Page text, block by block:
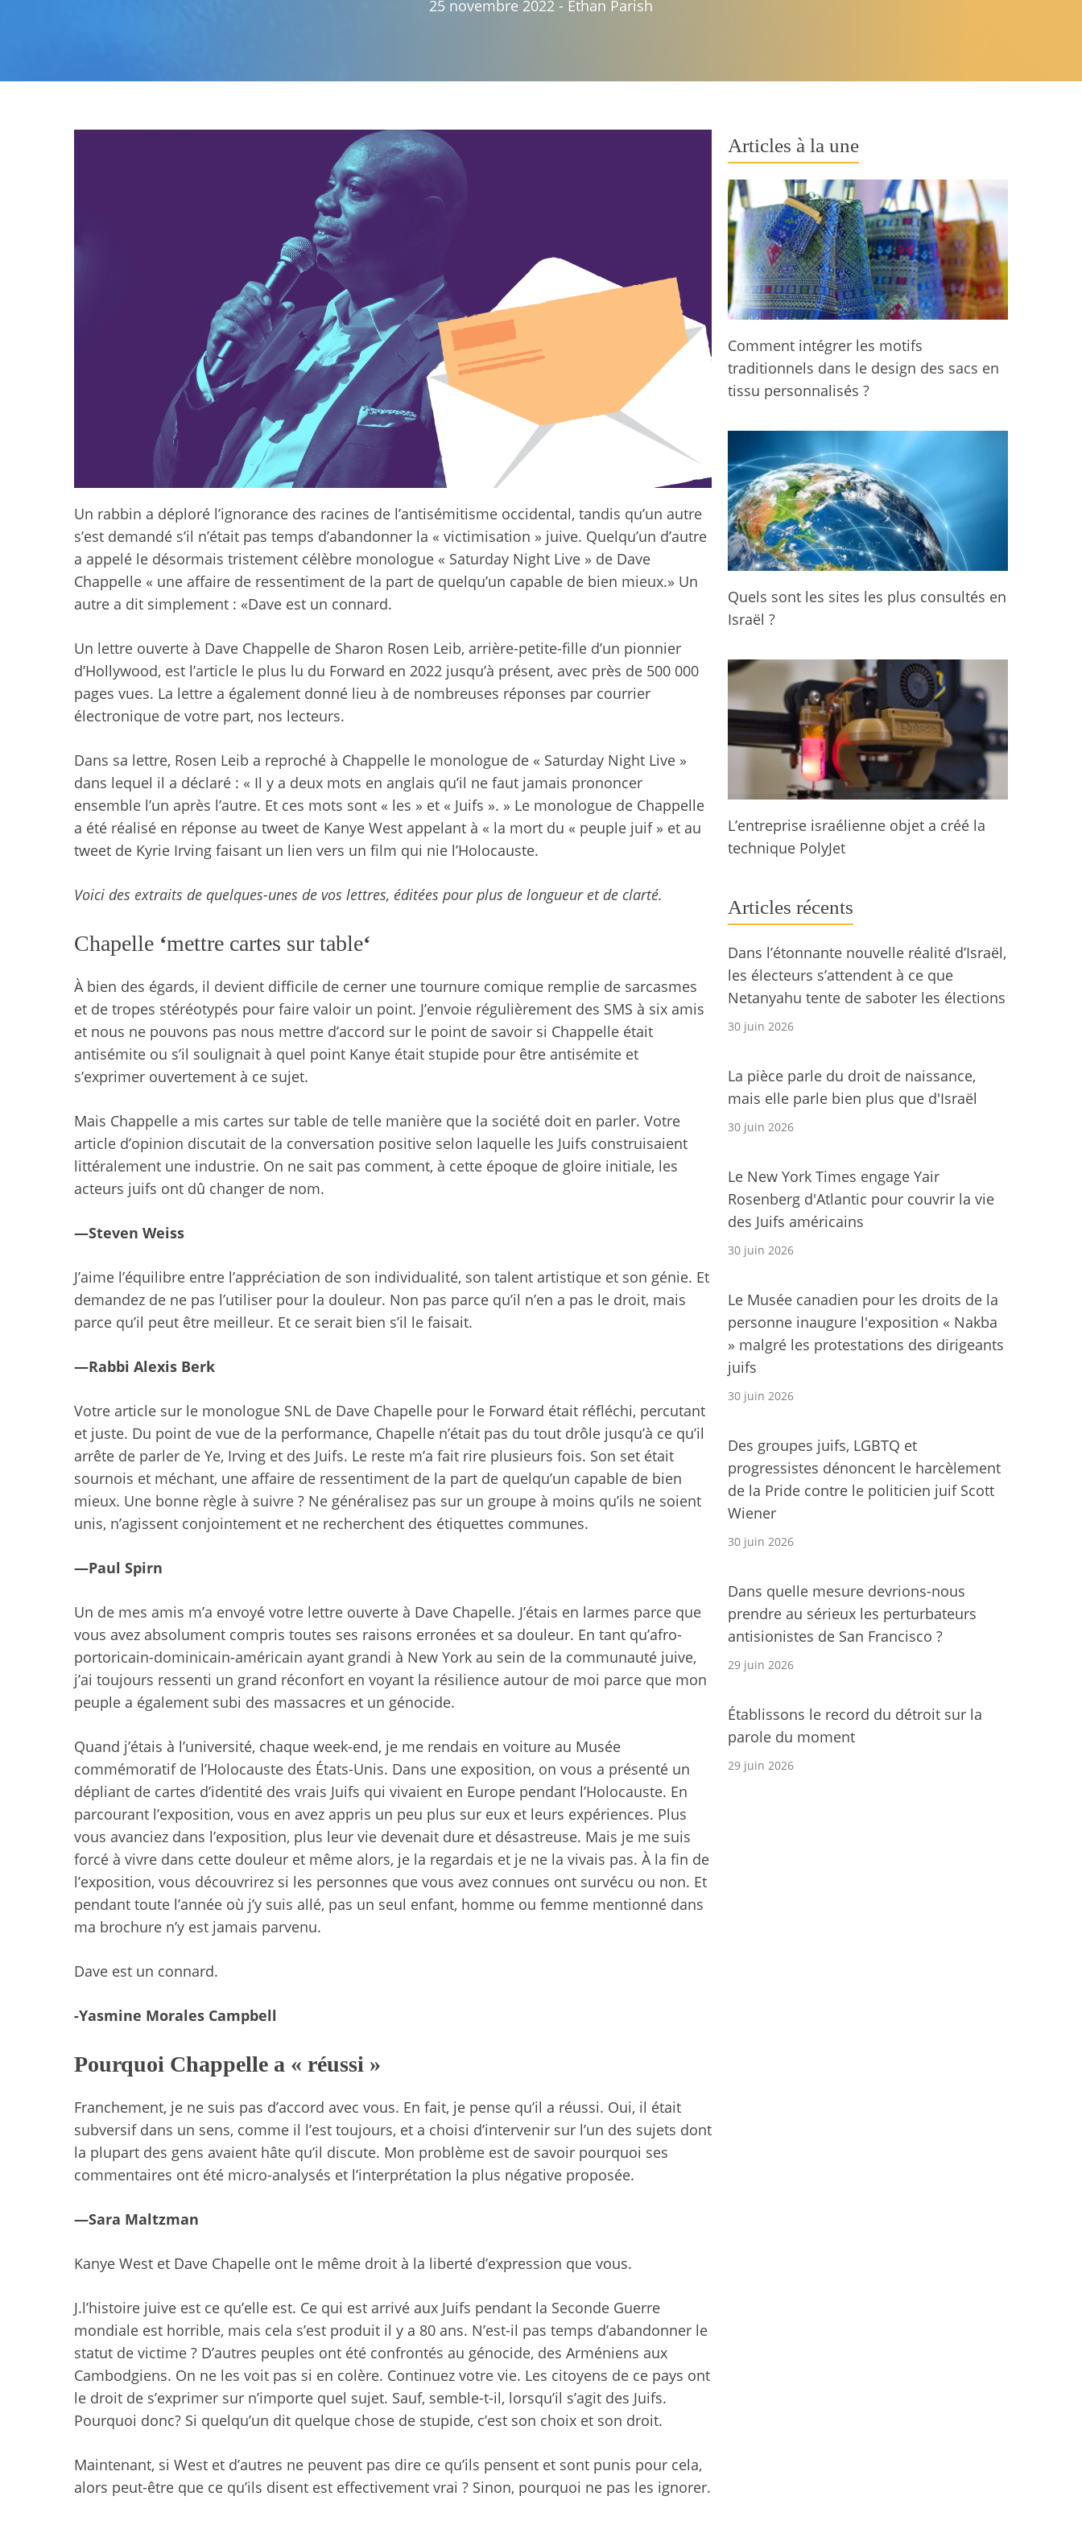
25 novembre 2022 - Ethan Parish
Un rabbin a déploré l’ignorance des racines de l’antisémitisme occidental, tandis qu’un autre
s’est demandé s’il n’était pas temps d’abandonner la « victimisation » juive. Quelqu’un d’autre
a appelé le désormais tristement célèbre monologue « Saturday Night Live » de Dave
Chappelle « une affaire de ressentiment de la part de quelqu’un capable de bien mieux.» Un
autre a dit simplement : «Dave est un connard.
Un lettre ouverte à Dave Chappelle de Sharon Rosen Leib, arrière-petite-fille d’un pionnier
d’Hollywood, est l’article le plus lu du Forward en 2022 jusqu’à présent, avec près de 500 000
pages vues. La lettre a également donné lieu à de nombreuses réponses par courrier
électronique de votre part, nos lecteurs.
Dans sa lettre, Rosen Leib a reproché à Chappelle le monologue de « Saturday Night Live »
dans lequel il a déclaré : « Il y a deux mots en anglais qu’il ne faut jamais prononcer
ensemble l’un après l’autre. Et ces mots sont « les » et « Juifs ». » Le monologue de Chappelle
a été réalisé en réponse au tweet de Kanye West appelant à « la mort du « peuple juif » et au
tweet de Kyrie Irving faisant un lien vers un film qui nie l’Holocauste.
Voici des extraits de quelques-unes de vos lettres, éditées pour plus de longueur et de clarté.
Chapelle ‘mettre cartes sur table‘
À bien des égards, il devient difficile de cerner une tournure comique remplie de sarcasmes
et de tropes stéréotypés pour faire valoir un point. J’envoie régulièrement des SMS à six amis
et nous ne pouvons pas nous mettre d’accord sur le point de savoir si Chappelle était
antisémite ou s’il soulignait à quel point Kanye était stupide pour être antisémite et
s’exprimer ouvertement à ce sujet.
Mais Chappelle a mis cartes sur table de telle manière que la société doit en parler. Votre
article d’opinion discutait de la conversation positive selon laquelle les Juifs construisaient
littéralement une industrie. On ne sait pas comment, à cette époque de gloire initiale, les
acteurs juifs ont dû changer de nom.
—Steven Weiss
J’aime l’équilibre entre l’appréciation de son individualité, son talent artistique et son génie. Et
demandez de ne pas l’utiliser pour la douleur. Non pas parce qu’il n’en a pas le droit, mais
parce qu’il peut être meilleur. Et ce serait bien s’il le faisait.
—Rabbi Alexis Berk
Votre article sur le monologue SNL de Dave Chapelle pour le Forward était réfléchi, percutant
et juste. Du point de vue de la performance, Chapelle n’était pas du tout drôle jusqu’à ce qu’il
arrête de parler de Ye, Irving et des Juifs. Le reste m’a fait rire plusieurs fois. Son set était
sournois et méchant, une affaire de ressentiment de la part de quelqu’un capable de bien
mieux. Une bonne règle à suivre ? Ne généralisez pas sur un groupe à moins qu’ils ne soient
unis, n’agissent conjointement et ne recherchent des étiquettes communes.
—Paul Spirn
Un de mes amis m’a envoyé votre lettre ouverte à Dave Chapelle. J’étais en larmes parce que
vous avez absolument compris toutes ses raisons erronées et sa douleur. En tant qu’afro-
portoricain-dominicain-américain ayant grandi à New York au sein de la communauté juive,
j’ai toujours ressenti un grand réconfort en voyant la résilience autour de moi parce que mon
peuple a également subi des massacres et un génocide.
Quand j’étais à l’université, chaque week-end, je me rendais en voiture au Musée
commémoratif de l’Holocauste des États-Unis. Dans une exposition, on vous a présenté un
dépliant de cartes d’identité des vrais Juifs qui vivaient en Europe pendant l’Holocauste. En
parcourant l’exposition, vous en avez appris un peu plus sur eux et leurs expériences. Plus
vous avanciez dans l’exposition, plus leur vie devenait dure et désastreuse. Mais je me suis
forcé à vivre dans cette douleur et même alors, je la regardais et je ne la vivais pas. À la fin de
l’exposition, vous découvrirez si les personnes que vous avez connues ont survécu ou non. Et
pendant toute l’année où j’y suis allé, pas un seul enfant, homme ou femme mentionné dans
ma brochure n’y est jamais parvenu.
Dave est un connard.
-Yasmine Morales Campbell
Pourquoi Chappelle a « réussi »
Franchement, je ne suis pas d’accord avec vous. En fait, je pense qu’il a réussi. Oui, il était
subversif dans un sens, comme il l’est toujours, et a choisi d’intervenir sur l’un des sujets dont
la plupart des gens avaient hâte qu’il discute. Mon problème est de savoir pourquoi ses
commentaires ont été micro-analysés et l’interprétation la plus négative proposée.
—Sara Maltzman
Kanye West et Dave Chapelle ont le même droit à la liberté d’expression que vous.
J.l’histoire juive est ce qu’elle est. Ce qui est arrivé aux Juifs pendant la Seconde Guerre
mondiale est horrible, mais cela s’est produit il y a 80 ans. N’est-il pas temps d’abandonner le
statut de victime ? D’autres peuples ont été confrontés au génocide, des Arméniens aux
Cambodgiens. On ne les voit pas si en colère. Continuez votre vie. Les citoyens de ce pays ont
le droit de s’exprimer sur n’importe quel sujet. Sauf, semble-t-il, lorsqu’il s’agit des Juifs.
Pourquoi donc? Si quelqu’un dit quelque chose de stupide, c’est son choix et son droit.
Maintenant, si West et d’autres ne peuvent pas dire ce qu’ils pensent et sont punis pour cela,
alors peut-être que ce qu’ils disent est effectivement vrai ? Sinon, pourquoi ne pas les ignorer.
Articles à la une
Comment intégrer les motifs
traditionnels dans le design des sacs en
tissu personnalisés ?
Quels sont les sites les plus consultés en
Israël ?
L’entreprise israélienne objet a créé la
technique PolyJet
Articles récents
Dans l’étonnante nouvelle réalité d’Israël,
les électeurs s’attendent à ce que
Netanyahu tente de saboter les élections
30 juin 2026
La pièce parle du droit de naissance,
mais elle parle bien plus que d'Israël
30 juin 2026
Le New York Times engage Yair
Rosenberg d'Atlantic pour couvrir la vie
des Juifs américains
30 juin 2026
Le Musée canadien pour les droits de la
personne inaugure l'exposition « Nakba
» malgré les protestations des dirigeants
juifs
30 juin 2026
Des groupes juifs, LGBTQ et
progressistes dénoncent le harcèlement
de la Pride contre le politicien juif Scott
Wiener
30 juin 2026
Dans quelle mesure devrions-nous
prendre au sérieux les perturbateurs
antisionistes de San Francisco ?
29 juin 2026
Établissons le record du détroit sur la
parole du moment
29 juin 2026